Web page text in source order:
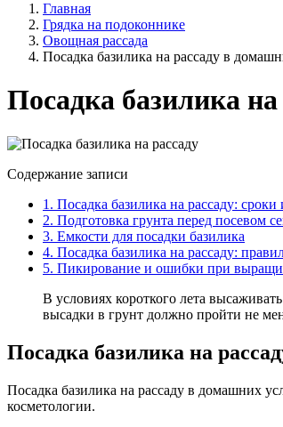
Главная
Грядка на подоконнике
Овощная рассада
Посадка базилика на рассаду в
Посадка базилика
Содержание записи
1. Посадка базилика на рассаду: сроки
2. Подготовка грунта перед посевом
3. Емкости для посадки базилика
4. Посадка базилика на рассаду:
5. Пикирование и ошибки при
В условиях короткого лета
высадки в грунт должно пройти не
Посадка базилика на
Посадка базилика на рассаду в домашних
косметологии.